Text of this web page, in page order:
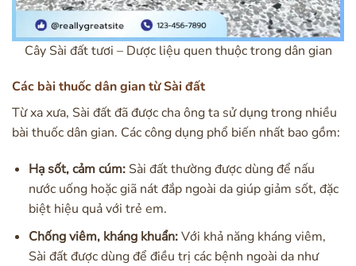
Cây Sài đất tươi – Dược liệu quen thuộc trong dân gian
Các bài thuốc dân gian từ Sài đất
Từ xa xưa, Sài đất đã được cha ông ta sử dụng trong nhiều
bài thuốc dân gian. Các công dụng phổ biến nhất bao gồm:
Hạ sốt, cảm cúm:Sài đất thường được dùng để nấu
nước uống hoặc giã nát đắp ngoài da giúp giảm sốt, đặc
biệt hiệu quả với trẻ em.
Chống viêm, kháng khuẩn:Với khả năng kháng viêm,
Sài đất được dùng để điều trị các bệnh ngoài da như